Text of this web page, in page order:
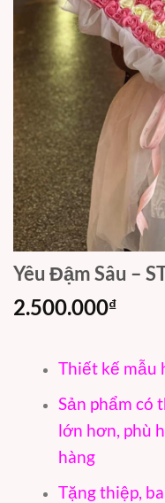
Yêu Đậm Sâu –
2.500.000₫
Thiết kế mẫu
Sản phẩm có
lớn hơn, phù
hàng
Tặng thiệp,